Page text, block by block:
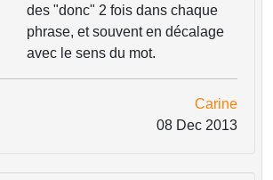
des "donc" 2 fois dans chaque
phrase, et souvent en décalage
avec le sens du mot.
Carine
08 Dec 2013